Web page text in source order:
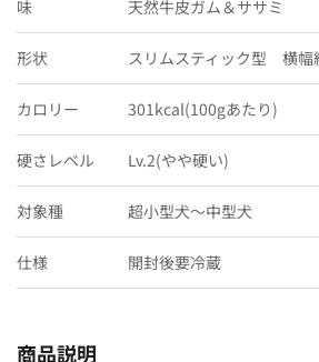
味 天然牛皮ガム＆ササミ
形状 スリムスティック型 横幅
カロリー 301kcal(100gあたり)
硬さレベル Lv.2(やや硬い)
対象種 超小型犬〜中型犬
仕様 開封後要冷蔵
商品説明